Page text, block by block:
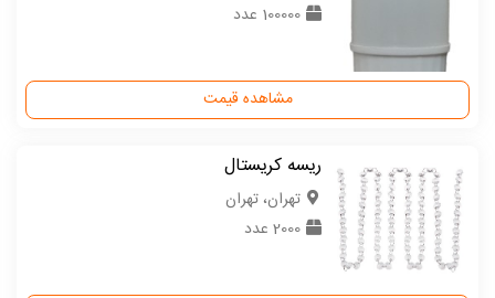
100000 عدد
مشاهده قیمت
ریسه کریستال
تهران، تهران
2000 عدد